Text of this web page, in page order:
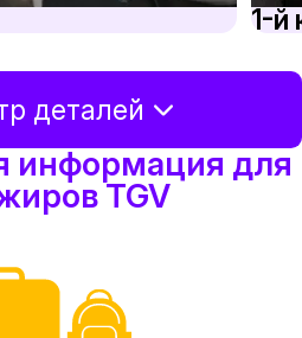
1-й
деталей
информация для
TGV